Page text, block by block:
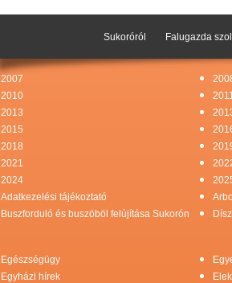
2007
2010
2013
2015
2018
2021
2024
Adatkezelési tájékoztató
Buszforduló és buszöböl felújítása Sukorón
Egészségügy
Egyházi hírek
Sukoróról Falugazda